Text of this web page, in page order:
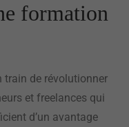
formation
train de révolutionner
et freelances qui
d’un avantage